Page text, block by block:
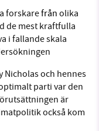
forskarefrån olika
de mest kraftfulla
i fallande skala
Nicholas och hennes
parti var den
är
också kom